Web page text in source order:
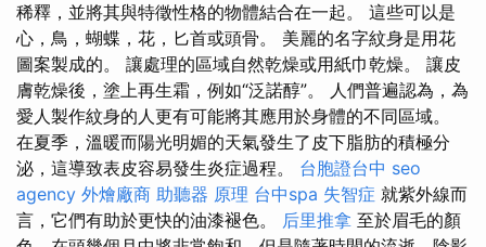
稀釋，並將其與特徵性格的物體結合在一起。 這些可以是
心，鳥，蝴蝶，花，匕首或頭骨。 美麗的名字紋身是用花
圖案製成的。 讓處理的區域自然乾燥或用紙巾乾燥。 讓皮
膚乾燥後，塗上再生霜，例如“泛諾醇”。 人們普遍認為，為
愛人製作紋身的人更有可能將其應用於身體的不同區域。
在夏季，溫暖而陽光明媚的天氣發生了皮下脂肪的積極分
泌，這導致表皮容易發生炎症過程。 台胞證台中 seo
agency 外燴廠商 助聽器 原理 台中spa 失智症 就紫外線而
言，它們有助於更快的油漆褪色。 后里推拿 至於眉毛的顏